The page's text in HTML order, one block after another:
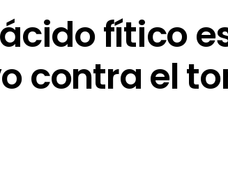
fítico
contra el